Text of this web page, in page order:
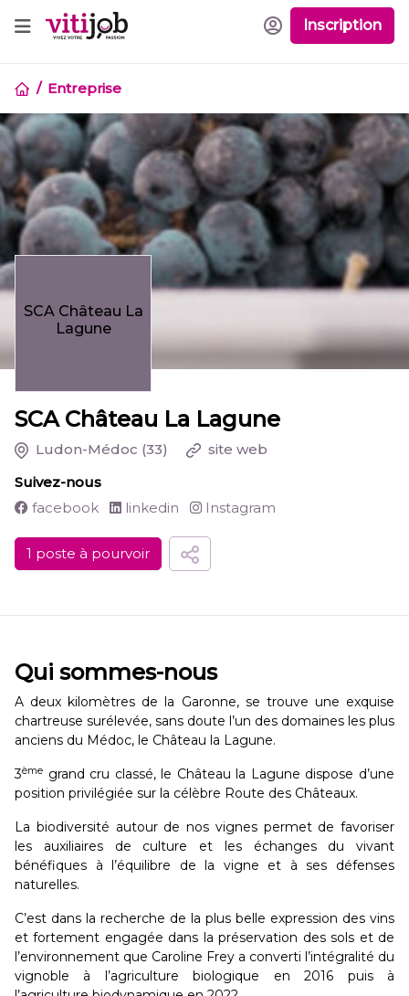
Inscription
Entreprise
SCA Château La
Lagune
SCA Château La Lagune
Ludon-Médoc (33)
site web
Suivez-nous
facebook
linkedin Instagram
1 poste à pourvoir
Qui sommes-nous
A deux kilomètres de la Garonne, se trouve une exquise
chartreuse surélevée, sans doute l’un des domaines les plus
anciens du Médoc, le Château la Lagune.
3ème grand cru classé, le Château la Lagune dispose d’une
position privilégiée sur la célèbre Route des Châteaux.
La biodiversité autour de nos vignes permet de favoriser
les auxiliaires de culture et les échanges du vivant
bénéfiques à l’équilibre de la vigne et à ses défenses
naturelles.
C’est dans la recherche de la plus belle expression des vins
et fortement engagée dans la préservation des sols et de
l’environnement que Caroline Frey a converti l’intégralité du
vignoble à l’agriculture biologique en 2016 puis à